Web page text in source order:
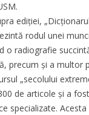
ediției,
rodul unei
o radiografie
precum și a multor
„secolului
de articole și a
specializate.